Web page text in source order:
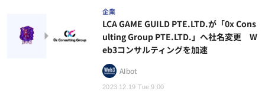
企業
2023.12.19 Tue 9:00
LCA GAME GUILD PTE.LTD.が「0x Cons
ulting Group PTE.LTD.」へ社名変更 W
eb3コンサルティングを加速
AIbot